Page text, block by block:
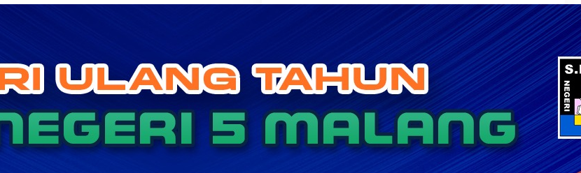
BERITA
BERITA PENDIDIKAN
KEGIATAN SEKOLAH
KERJA SAMA
KOLOM GURU
Tak Berkategori